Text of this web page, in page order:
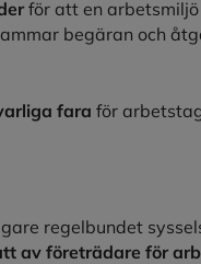
för att en
begäran och
fara för
regelbundet
av företrädare för